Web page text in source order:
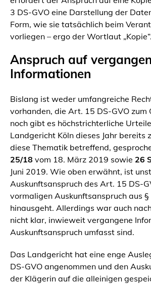
3 DS-GVO eine Darstellung der
Form, wie sie tatsächlich beim
vorliegen – ergo der Wortlaut „Kopie“.
Anspruch auf
Informationen
Bislang ist weder umfangreiche
vorhanden, die Art. 15 DS-GVO zum
noch gibt es höchstrichterliche
Landgericht Köln dieses Jahr bereits
diese Thematik betreffend,
25/18 vom 18. März 2019 sowie 26
Juni 2019. Wie oben erwähnt, ist
Auskunftsanspruch des Art. 15 DS-
vormaligen Auskunftsanspruch aus §
hinausgeht. Allerdings war auch
nicht klar, inwieweit vergangene
Auskunftsanspruch umfasst sind.
Das Landgericht hat eine enge
DS-GVO angenommen und den
der Klägerin auf die alleinigen